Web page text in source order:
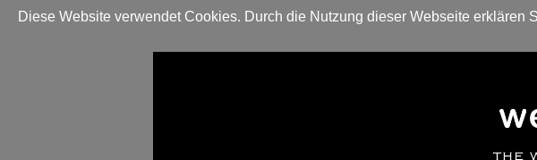
Diese Website verwendet Cookies. Durch die Nutzung dieser Webseite erklären